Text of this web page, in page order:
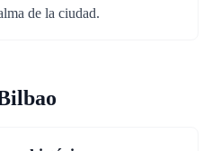
de la ciudad.